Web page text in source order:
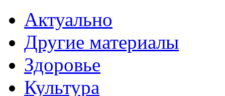
Актуально
Другие материалы
Здоровье
Культура